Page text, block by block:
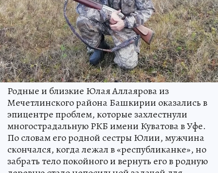
Родные и близкие Юлая Аллаярова из
Мечетлинского района Башкирии оказались в
эпицентре проблем, которые захлестнули
многострадальную РКБ имени Куватова в Уфе.
По словам его родной сестры Юлии, мужчина
скончался, когда лежал в «республиканке», но
забрать тело покойного и вернуть его в родную